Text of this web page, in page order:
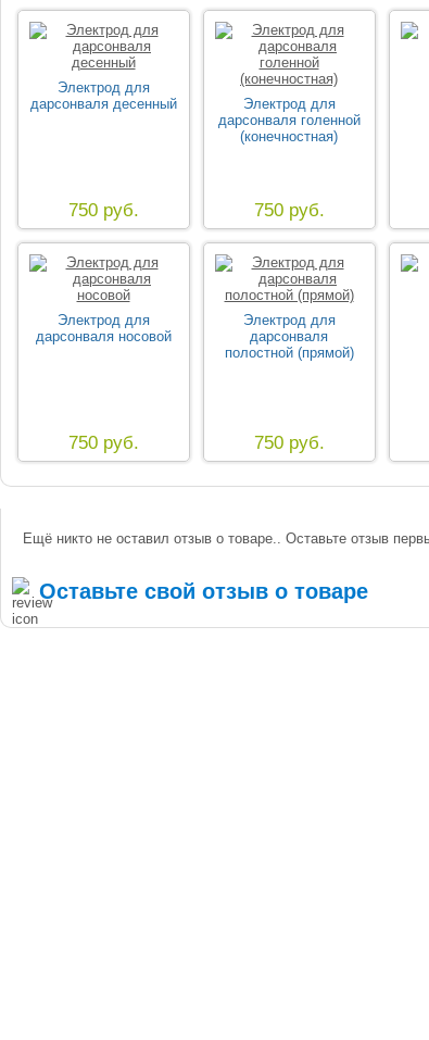
Электрод для
дарсонваля десенный
750 руб.
Электрод для
дарсонваля голенной
(конечностная)
750 руб.
Электрод для
дарсонваля носовой
750 руб.
Электрод для
дарсонваля
полостной (прямой)
750 руб.
Ещё никто не оставил отзыв о товаре.. Оставьте отзыв
Оставьте свой отзыв о товаре